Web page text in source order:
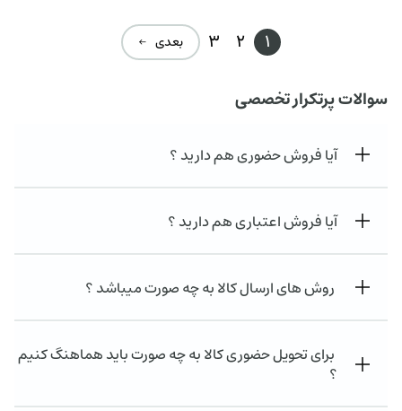
1
2
3 بعدی ←
سوالات پرتکرار تخصصی
آیا فروش حضوری هم دارید ؟
آیا فروش اعتباری هم دارید ؟
روش های ارسال کالا به چه صورت میباشد ؟
برای تحویل حضوری کالا به چه صورت باید هماهنگ کنیم
؟